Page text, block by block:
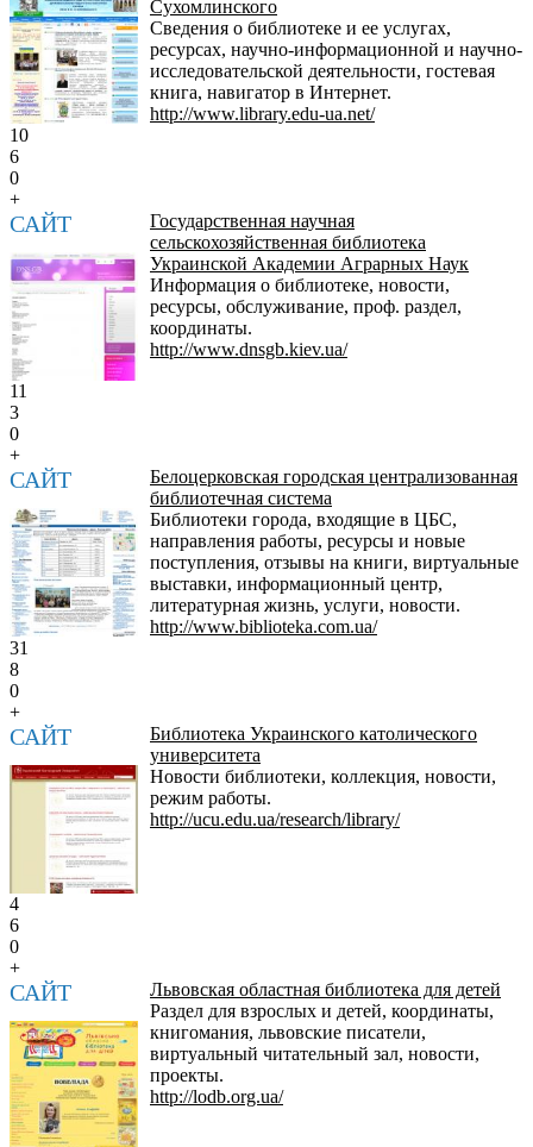
Сухомлинского
Сведения о библиотеке и ее услугах,
ресурсах, научно-информационной и научно-
исследовательской деятельности, гостевая
книга, навигатор в Интернет.
http://www.library.edu-ua.net/
10
6
0
+
САЙТ
Государственная научная
сельскохозяйственная библиотека
Украинской Академии Аграрных Наук
Информация о библиотеке, новости,
ресурсы, обслуживание, проф. раздел,
координаты.
http://www.dnsgb.kiev.ua/
11
3
0
+
САЙТ
Белоцерковская городская централизованная
библиотечная система
Библиотеки города, входящие в ЦБС,
направления работы, ресурсы и новые
поступления, отзывы на книги, виртуальные
выставки, информационный центр,
литературная жизнь, услуги, новости.
http://www.biblioteka.com.ua/
31
8
0
+
САЙТ
Библиотека Украинского католического
университета
Новости библиотеки, коллекция, новости,
режим работы.
http://ucu.edu.ua/research/library/
4
6
0
+
САЙТ
Львовская областная библиотека для детей
Раздел для взрослых и детей, координаты,
книгомания, львовские писатели,
виртуальный читательный зал, новости,
проекты.
http://lodb.org.ua/